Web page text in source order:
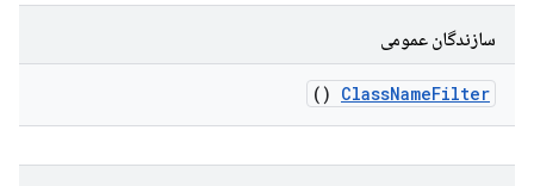
سازندگان عمومی
ClassNameFilter
()